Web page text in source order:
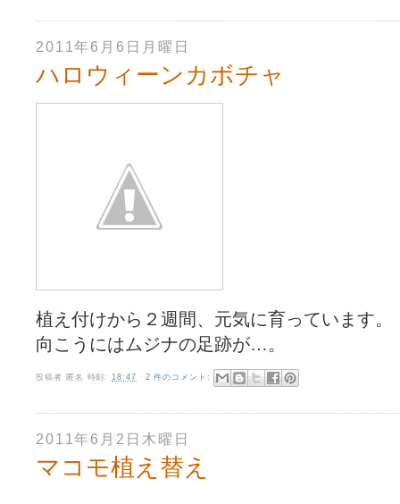
2011年6月6日月曜日
ハロウィーンカボチャ
植え付けから２週間、元気に育っています。
向こうにはムジナの足跡が…。
投稿者 匿名 時刻:18:47 2 件のコメント:
2011年6月2日木曜日
マコモ植え替え